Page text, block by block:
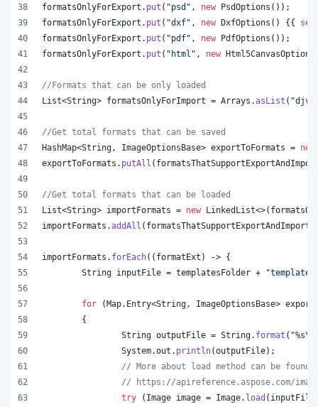
formatsOnlyForExport . put ( "psd" , new PsdOptions ());
formatsOnlyForExport . put ( "dxf" , new DxfOptions () {{
formatsOnlyForExport . put ( "pdf" , new PdfOptions ());
formatsOnlyForExport . put ( "html" , new Html5CanvasOptions
//Formats that can be only loaded
List<String> formatsOnlyForImport = Arrays .asList (
//Get total formats that can be saved
HashMap<String , ImageOptionsBase> exportToFormats = new
exportToFormats . putAll (
//Get total formats that can be loaded
List<String> importFormats = new LinkedList<>(
importFormats .addAll ( formatsThatSupportExportAndImport
importFormats . forEach(( formatExt ) -> {
String inputFile = templatesFolder +
for (Map. Entry<String , ImageOptionsBase>
	{
String outputFile = String. format ( "%s\\
System.out . println(outputFile);
// More about load method can be found
// https://apireference.aspose.com/
try ( Image image = Image. load ( inputFile